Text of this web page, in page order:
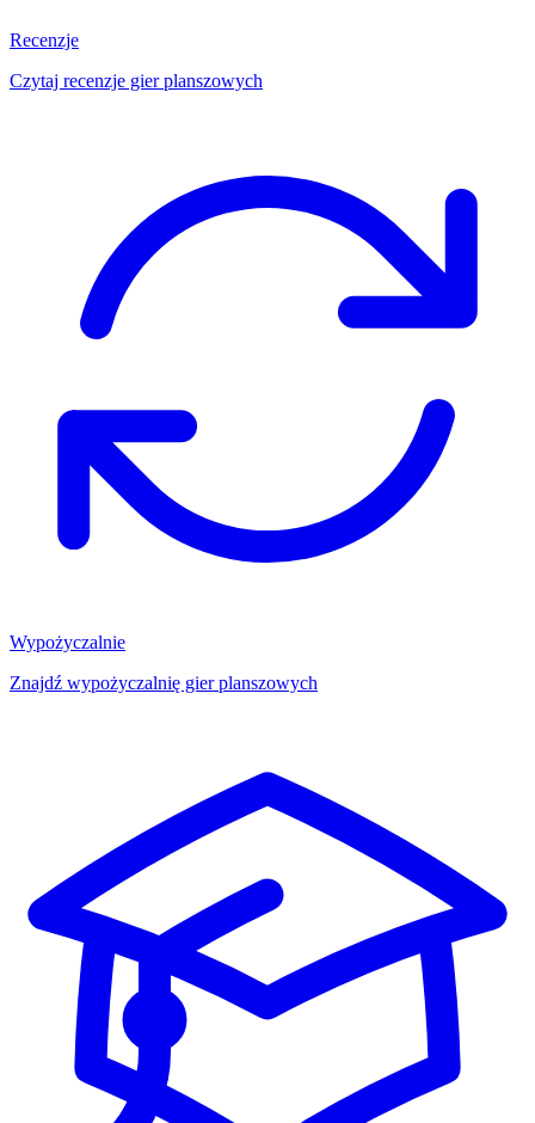
Recenzje
Czytaj recenzje gier planszowych
Wypożyczalnie
Znajdź wypożyczalnię gier planszowych